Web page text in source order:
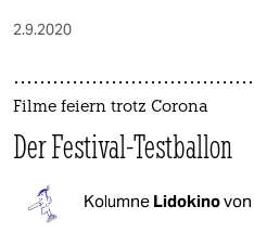
2.9.2020
Filme feiern trotz Corona
Der Festival-Testballon
Kolumne Lidokinovon